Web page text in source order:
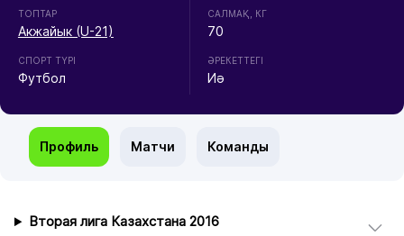
ТОПТАР
Акжайык (U-21)
СПОРТ ТҮРІ
Футбол
CАЛМАҚ, КГ
70
ӘРЕКЕТТЕГІ
Иә
Профиль Матчи Команды
Вторая лига Казахстана 2016